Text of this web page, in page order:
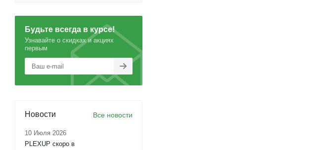
Будьте всегда в курсе!
Узнавайте о скидках и акциях
первым
Новости Все новости
10 Июля 2026
PLEXUP скоро в